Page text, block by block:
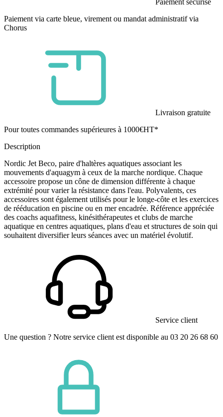
Paiement sécurisé
Paiement via carte bleue, virement ou mandat administratif via
Chorus
Livraison gratuite
Pour toutes commandes supérieures à 1000€HT*
Description
Nordic Jet Beco, paire d'haltères aquatiques associant les
mouvements d'aquagym à ceux de la marche nordique. Chaque
accessoire propose un cône de dimension différente à chaque
extrémité pour varier la résistance dans l'eau. Polyvalents, ces
accessoires sont également utilisés pour le longe-côte et les exercices
de rééducation en piscine ou en mer encadrée. Référence appréciée
des coachs aquafitness, kinésithérapeutes et clubs de marche
aquatique en centres aquatiques, plans d'eau et structures de soin qui
souhaitent diversifier leurs séances avec un matériel évolutif.
Service client
Une question ? Notre service client est disponible au 03 20 26 68 60